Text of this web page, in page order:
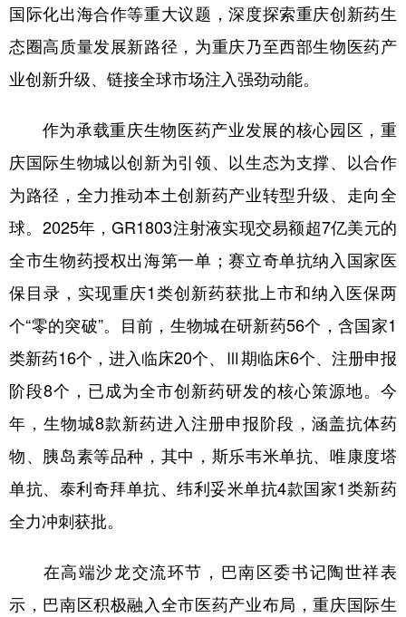
国际化出海合作等重大议题，深度探索重庆创新药生
态圈高质量发展新路径，为重庆乃至西部生物医药产
业创新升级、链接全球市场注入强劲动能。
作为承载重庆生物医药产业发展的核心园区，重
庆国际生物城以创新为引领、以生态为支撑、以合作
为路径，全力推动本土创新药产业转型升级、走向全
球。2025年，GR1803注射液实现交易额超7亿美元的
全市生物药授权出海第一单；赛立奇单抗纳入国家医
保目录，实现重庆1类创新药获批上市和纳入医保两
个“零的突破”。目前，生物城在研新药56个，含国家1
类新药16个，进入临床20个、Ⅲ期临床6个、注册申报
阶段8个，已成为全市创新药研发的核心策源地。今
年，生物城8款新药进入注册申报阶段，涵盖抗体药
物、胰岛素等品种，其中，斯乐韦米单抗、唯康度塔
单抗、泰利奇拜单抗、纬利妥米单抗4款国家1类新药
全力冲刺获批。
在高端沙龙交流环节，巴南区委书记陶世祥表
示，巴南区积极融入全市医药产业布局，重庆国际生